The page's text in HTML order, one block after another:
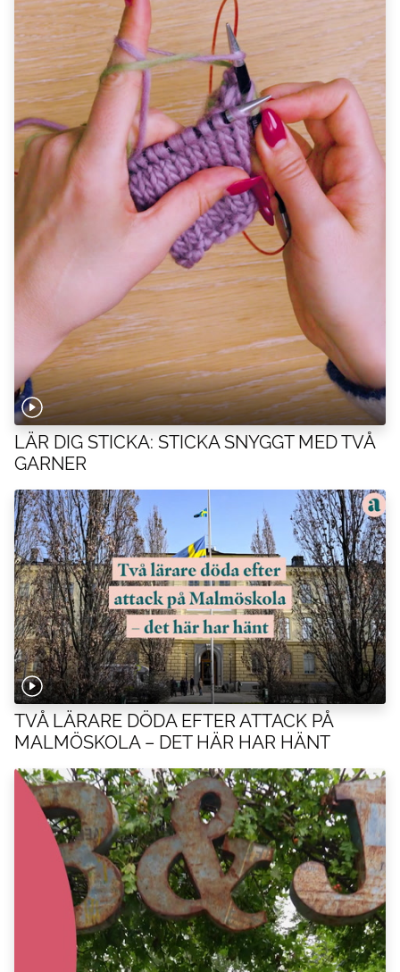
LÄR DIG STICKA: STICKA SNYGGT MED TVÅ
GARNER
TVÅ LÄRARE DÖDA EFTER ATTACK PÅ
MALMÖSKOLA – DET HÄR HAR HÄNT